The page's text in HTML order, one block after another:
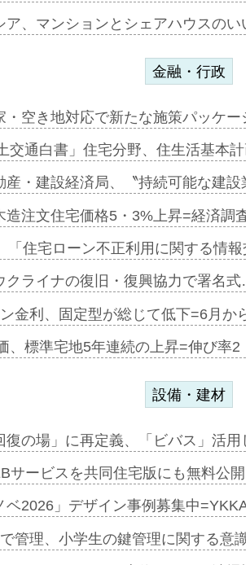
ア、マンションとシェアハウスの
金融・行政
・空き地対応で新たな施策パッケ
交通白書」住宅分野、住生活基本
産・建設経済局、〝持続可能な建
造注文住宅価格5・3%上昇=経済調
「住宅ローン不正利用に関する情
クライナの復旧・復興協力で署名
金利、固定型が総じて低下=6月か
、標準宅地5年連続の上昇=伸び率
設備・建材
復の場」に再定義、「ビバス」活
サービスを共同住宅版にも無料公
ベ2026」デザイン事例募集中
管理、小学生の鍵管理に関する意